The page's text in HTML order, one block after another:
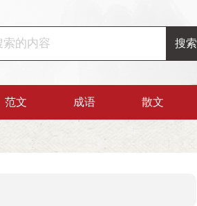
范文 成语 散文